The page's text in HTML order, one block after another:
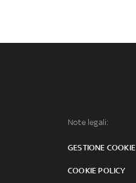
Note legali:
GESTIONE COOKIE
COOKIE POLICY